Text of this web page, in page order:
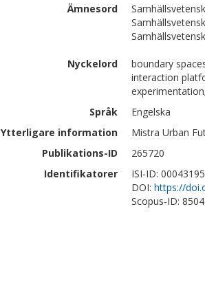
Ämnesord
Nyckelord
boundary
interaction
Språk
Engelska
Ytterligare information
Mistra Urban
Publikations-ID
265720
Identifikatorer
ISI-ID:
DOI: https://
Scopus-ID: